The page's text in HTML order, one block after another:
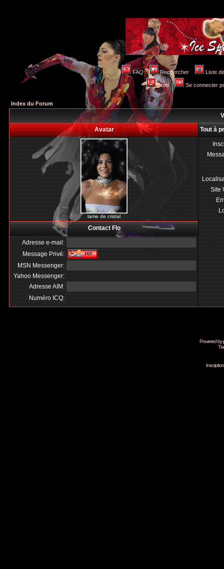
FAQ Rechercher Liste
Profil Se connecter
Index du Forum
Avatar
Tout à
lame de cristal
Site
Contact Flo
Adresse e-mail:
Message Privé:
MSN Messenger:
Yahoo Messenger:
Adresse AIM:
Numéro ICQ:
Powered by